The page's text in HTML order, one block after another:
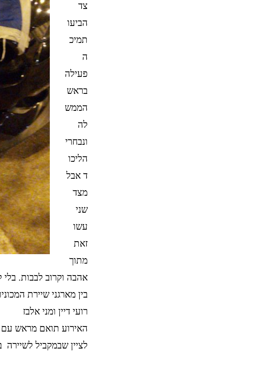
צד
הביעו
תמיכ
ה
פעילה
בראש
הממש
לה
ונבחרי
הליכו
ד אבל
מצד
שני
עשו
זאת
מתוך
אהבה וקרוב לבבות.
בין מארגני שיירת
רועי דיין ומני אלבז
האירוע תואם מראש
לציין שבמקביל לשיירה